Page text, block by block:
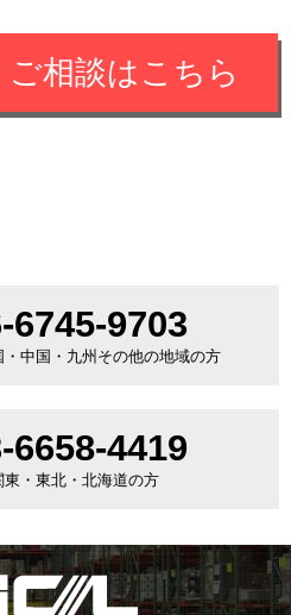
相談はこちら
6745-9703
・中国・九州その他の地域の方
6658-4419
東・東北・北海道の方